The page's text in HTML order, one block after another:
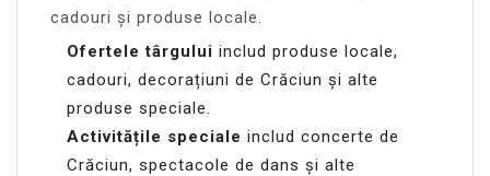
cadouri și produse locale.
Ofertele târgului includ produse locale,
cadouri, decorațiuni de Crăciun și alte
produse speciale.
Activitățile speciale includ concerte de
Crăciun, spectacole de dans și alte